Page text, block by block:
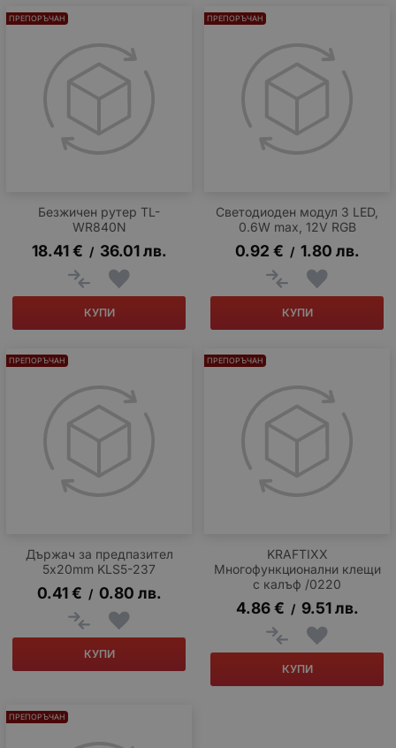
Безжичен рутер TL-
WR840N
18.41 € / 36.01 лв.
КУПИ
ПРЕПОРЪЧАН
Светодиоден модул 3 LED,
0.6W max, 12V RGB
0.92 € / 1.80 лв.
КУПИ
ПРЕПОРЪЧАН
Държач за предпазител
5x20mm KLS5-237
0.41 € / 0.80 лв.
КУПИ
ПРЕПОРЪЧАН
KRAFTIXX
Многофункционални клещи
с калъф /0220
4.86 € / 9.51 лв.
КУПИ
ПРЕПОРЪЧАН
ПРЕПОРЪЧАН